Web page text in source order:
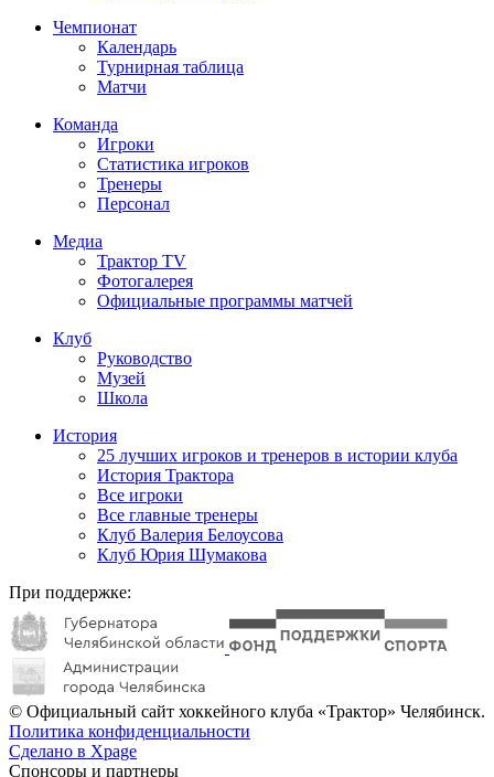
Чемпионат
Календарь
Турнирная таблица
Матчи
Команда
Игроки
Статистика игроков
Тренеры
Персонал
Медиа
Трактор TV
Фотогалерея
Официальные программы матчей
Клуб
Руководство
Музей
Школа
История
25 лучших игроков и тренеров в истории клуба
История Трактора
Все игроки
Все главные тренеры
Клуб Валерия Белоусова
Клуб Юрия Шумакова
При поддержке:
© Официальный сайт хоккейного клуба «Трактор» Челябинск.
Политика конфиденциальности
Сделано в Xpage
Спонсоры и партнеры